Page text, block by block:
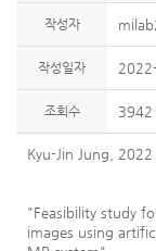
작성자
작성일자
조회수 3942
Kyu-Jin Jung,
"Feasibility study
images using